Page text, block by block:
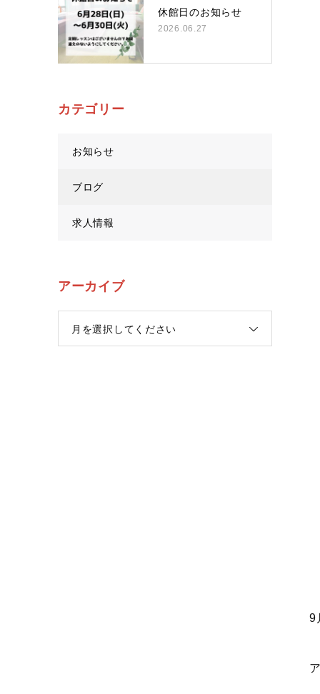
9
休館日のお知らせ
2026.06.27
カテゴリー
お知らせ
ブログ
求人情報
アーカイブ
月を選択してください